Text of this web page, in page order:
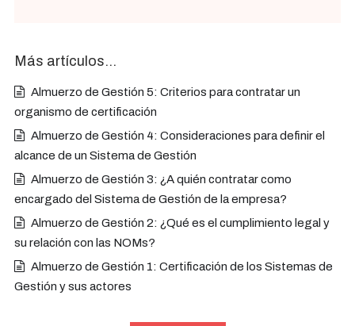
Más artículos…
Almuerzo de Gestión 5: Criterios para contratar un
organismo de certificación
Almuerzo de Gestión 4: Consideraciones para definir el
alcance de un Sistema de Gestión
Almuerzo de Gestión 3: ¿A quién contratar como
encargado del Sistema de Gestión de la empresa?
Almuerzo de Gestión 2: ¿Qué es el cumplimiento legal y
su relación con las NOMs?
Almuerzo de Gestión 1: Certificación de los Sistemas de
Gestión y sus actores